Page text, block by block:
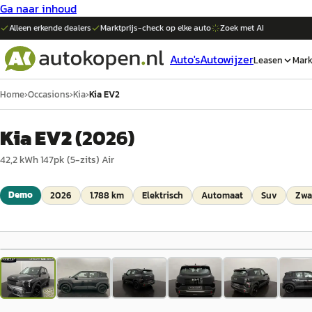
Ga naar inhoud
Alleen erkende dealers Marktprijs-check op elkeauto Zoek met AI
Auto'sAutowijzerLeasen
Home›Occasions›Kia›Kia EV2
Kia EV2(2026)
42,2 kWh 147pk (5-zits) Air
Demo 2026 1.788 km Elektrisch Automaat Suv